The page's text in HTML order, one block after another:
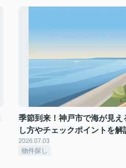
季節到来！神戸市で海が見え
し方やチェックポイントを解
2026.07.03
物件探し